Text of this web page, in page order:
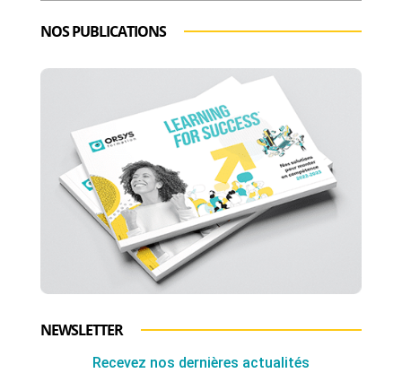
NOS PUBLICATIONS
NEWSLETTER
Recevez nos dernières actualités